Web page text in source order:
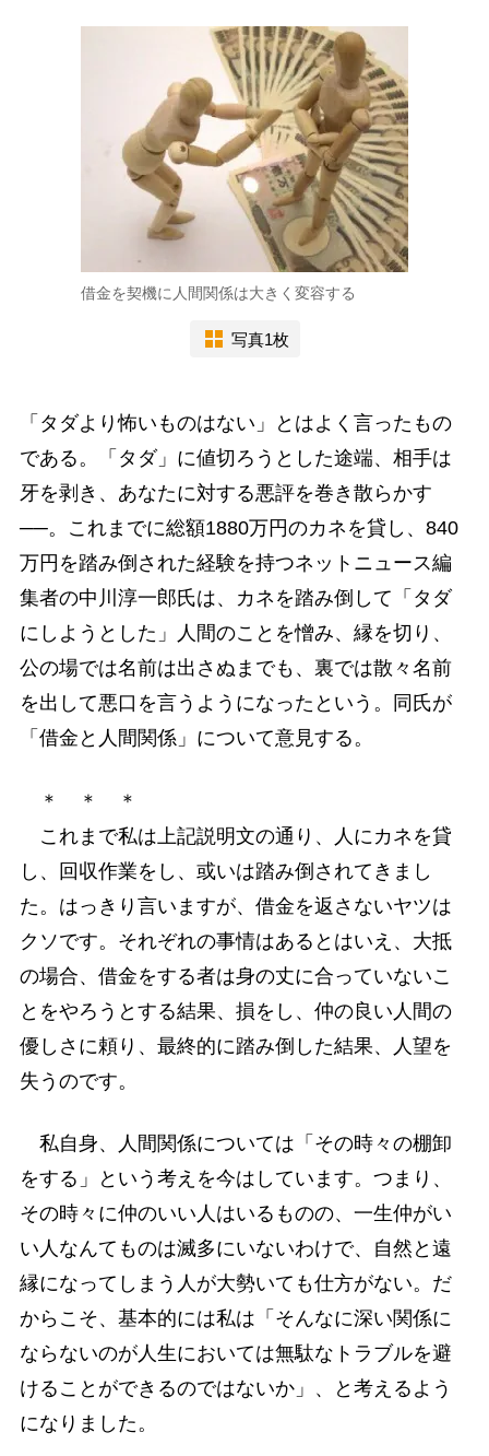
借金を契機に人間関係は大きく変容する
写真1枚
「タダより怖いものはない」とはよく言ったもの
である。「タダ」に値切ろうとした途端、相手は
牙を剥き、あなたに対する悪評を巻き散らかす
──。これまでに総額1880万円のカネを貸し、840
万円を踏み倒された経験を持つネットニュース編
集者の中川淳一郎氏は、カネを踏み倒して「タダ
にしようとした」人間のことを憎み、縁を切り、
公の場では名前は出さぬまでも、裏では散々名前
を出して悪口を言うようになったという。同氏が
「借金と人間関係」について意見する。
＊ ＊ ＊
これまで私は上記説明文の通り、人にカネを貸
し、回収作業をし、或いは踏み倒されてきまし
た。はっきり言いますが、借金を返さないヤツは
クソです。それぞれの事情はあるとはいえ、大抵
の場合、借金をする者は身の丈に合っていないこ
とをやろうとする結果、損をし、仲の良い人間の
優しさに頼り、最終的に踏み倒した結果、人望を
失うのです。
私自身、人間関係については「その時々の棚卸
をする」という考えを今はしています。つまり、
その時々に仲のいい人はいるものの、一生仲がい
い人なんてものは滅多にいないわけで、自然と遠
縁になってしまう人が大勢いても仕方がない。だ
からこそ、基本的には私は「そんなに深い関係に
ならないのが人生においては無駄なトラブルを避
けることができるのではないか」、と考えるよう
になりました。